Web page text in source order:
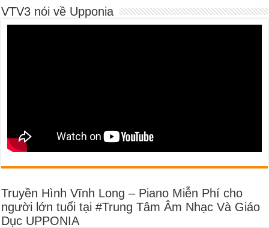
VTV3 nói về Upponia
Truyền Hình Vĩnh Long – Piano Miễn Phí cho
người lớn tuổi tại #Trung Tâm Âm Nhạc Và Giáo
Dục UPPONIA